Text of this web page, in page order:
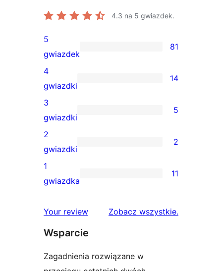
4.3 na 5 gwiazdek.
81
recenzji
5-
gwiazdkowych
5
gwiazdek
81
14
recenzji
4-
gwiazdkowych
4
gwiazdki
14
5
recenzji
3-
gwiazdkowych
3
gwiazdki
5
2
recenzje
2-
2
gwiazdki
2
11
1-
1
gwiazdka
11
Your review Zobacz wszystkierecenzje
.
Wsparcie
Zagadnienia rozwiązane w